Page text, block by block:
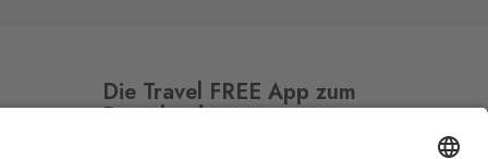
Die Travel FREE App zum
Download